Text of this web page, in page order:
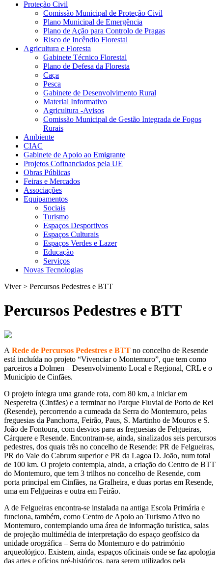
Proteção Civil
Comissão Municipal de Proteção Civil
Plano Municipal de Emergência
Plano de Ação para Controlo de Pragas
Risco de Incêndio Florestal
Agricultura e Floresta
Gabinete Técnico Florestal
Plano de Defesa da Floresta
Caça
Pesca
Gabinete de Desenvolvimento Rural
Material Informativo
Agricultura -Avisos
Comissão Municipal de Gestão Integrada de Fogos
Rurais
Ambiente
CIAC
Gabinete de Apoio ao Emigrante
Projetos Cofinanciados pela UE
Obras Públicas
Feiras e Mercados
Associações
Equipamentos
Sociais
Turismo
Espaços Desportivos
Espaços Culturais
Espaços Verdes e Lazer
Educação
Serviços
Novas Tecnologias
Viver > Percursos Pedestres e BTT
Percursos Pedestres e BTT
A Rede de Percursos Pedestres e BTT no concelho de Resende
está incluída no projeto “Vivenciar o Montemuro”, que tem como
parceiros a Dolmen – Desenvolvimento Local e Regional, CRL e o
Município de Cinfães.
O projeto íntegra uma grande rota, com 80 km, a iniciar em
Nespereira (Cinfães) e a terminar no Parque Fluvial de Porto de Rei
(Resende), percorrendo a cumeada da Serra do Montemuro, pelas
freguesias da Panchorra, Feirão, Paus, S. Martinho de Mouros e S.
João de Fontoura, com desvios para as freguesias de Felgueiras,
Cárquere e Resende. Encontram-se, ainda, sinalizados seis percursos
pedestres, dos quais três no concelho de Resende: PR de Felgueiras,
PR do Vale do Cabrum superior e PR da Lagoa D. João, num total
de 100 km. O projeto contempla, ainda, a criação do Centro de BTT
do Montemuro, que tem 3 trilhos no concelho de Resende, com
porta principal em Cinfães, na Gralheira, e duas portas em Resende,
uma em Felgueiras e outra em Feirão.
A de Felgueiras encontra-se instalada na antiga Escola Primária e
funciona, também, como Centro de Apoio ao Turismo Ativo no
Montemuro, contemplando uma área de informação turística, salas
de projeção multimédia de interpretação do espaço geofísico da
unidade orográfica – Serra do Montemuro e do património
arqueológico. Existem, ainda, espaços oficinais onde se faz apologia
das artes e ofícios pré-históricos, para serem utilizados pela